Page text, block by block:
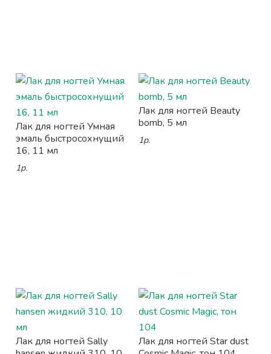
Лак для ногтей Умная
эмаль быстросохнущий
16, 11 мл
1р.
Лак для ногтей Beauty
bomb, 5 мл
1р.
Лак для ногтей Sally
Лак для ногтей Star dust